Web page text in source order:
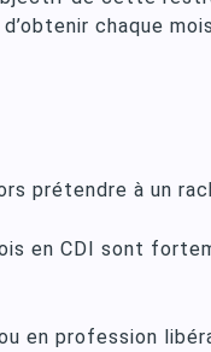
chaque
prétendre à un
en CDI sont
en profession